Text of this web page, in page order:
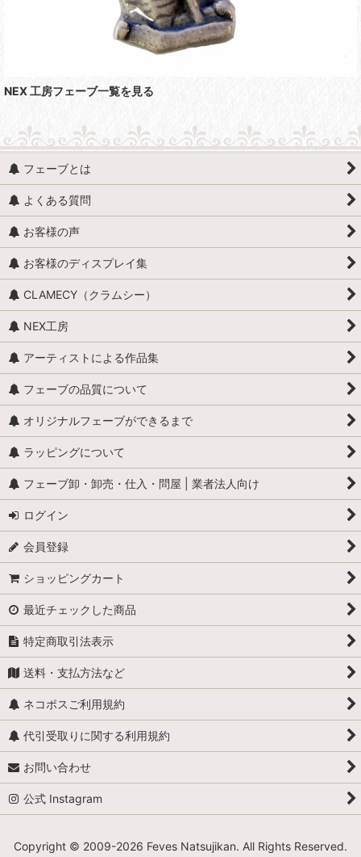
NEX 工房フェーブ一覧を見る
フェーブとは
よくある質問
お客様の声
お客様のディスプレイ集
CLAMECY（クラムシー）
NEX工房
アーティストによる作品集
フェーブの品質について
オリジナルフェーブができるまで
ラッピングについて
フェーブ卸・卸売・仕入・問屋 | 業者法人向け
ログイン
会員登録
ショッピングカート
最近チェックした商品
特定商取引法表示
送料・支払方法など
ネコポスご利用規約
代引受取りに関する利用規約
お問い合わせ
公式 Instagram
Copyright © 2009-2026 Feves Natsujikan. All Rights Reserved.